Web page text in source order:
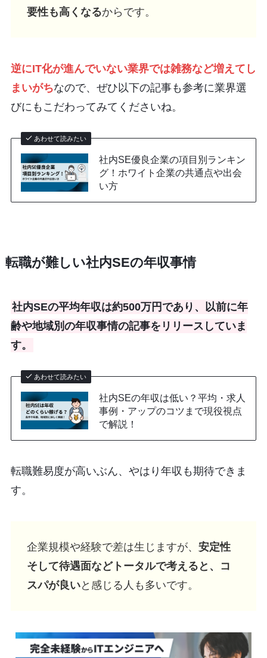
要性も高くなるからです。
逆にIT化が進んでいない業界では雑務など増えてし
まいがちなので、ぜひ以下の記事も参考に業界選
びにもこだわってみてくださいね。
あわせて読みたい
社内SE優良企業の項目別ランキン
グ！ホワイト企業の共通点や出会
い方
転職が難しい社内SEの年収事情
社内SEの平均年収は約500万円であり、以前に年
齢や地域別の年収事情の記事をリリースしていま
す。
あわせて読みたい
社内SEの年収は低い？平均・求人
事例・アップのコツまで現役視点
で解説！
転職難易度が高いぶん、やはり年収も期待できま
す。
企業規模や経験で差は生じますが、 安定性
そして待遇面などトータルで考えると、コ
スパが良いと感じる人も多いです。